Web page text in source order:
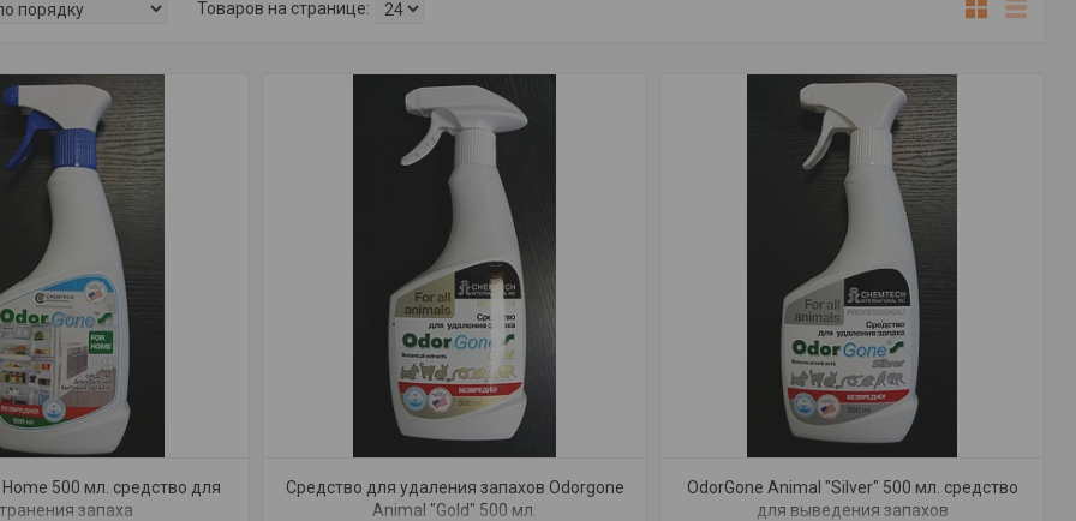
500 мл. средство для
запаха
Средство для удаления запахов Odorgone
Animal "Gold" 500 мл.
OdorGone Animal "Silver" 500 мл. средство
для выведения запахов